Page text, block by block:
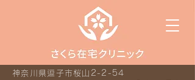
神奈川県逗子市桜山2-2-54